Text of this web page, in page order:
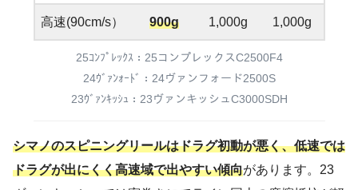
高速(90cm/s） 900g 1,000g 1,000g
25ｺﾝﾌﾟﾚｯｸｽ：25コンプレックスC2500F4
24ｳﾞｧﾝｫｰﾄﾞ：24ヴァンフォード2500S
23ｳﾞｧﾝｷｯｼｭ：23ヴァンキッシュC3000SDH
シマノのスピニングリールはドラグ初動が悪く、低速では
ドラグが出にくく高速域で出やすい傾向があります。23